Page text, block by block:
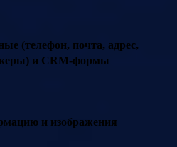
(телефон, почта, адрес,
и CRM-формы
и изображения